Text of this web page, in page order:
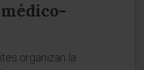
organizan la